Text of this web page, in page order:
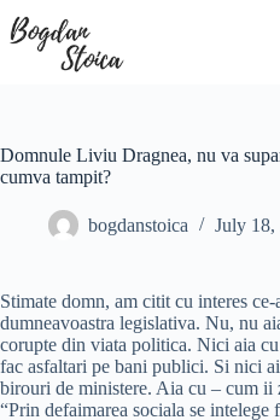
to
content
Domnule Liviu Dragnea, nu va
cumva tampit?
bogdanstoica July 18,
Stimate domn, am citit cu interes
dumneavoastra legislativa. Nu, nu
corupte din viata politica. Nici aia
fac asfaltari pe bani publici. Si nici
birouri de ministere. Aia cu – cum ii
“Prin defaimarea sociala se intelege